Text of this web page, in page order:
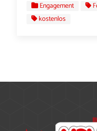
Engagement
kostenlos